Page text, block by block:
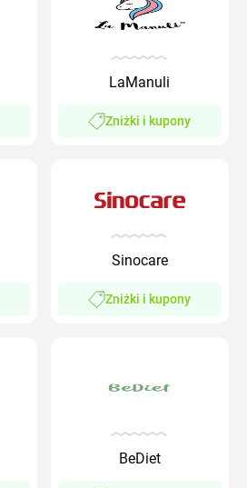
LaManuli
Zniżki i kupony
Sinocare
Zniżki i kupony
BeDiet